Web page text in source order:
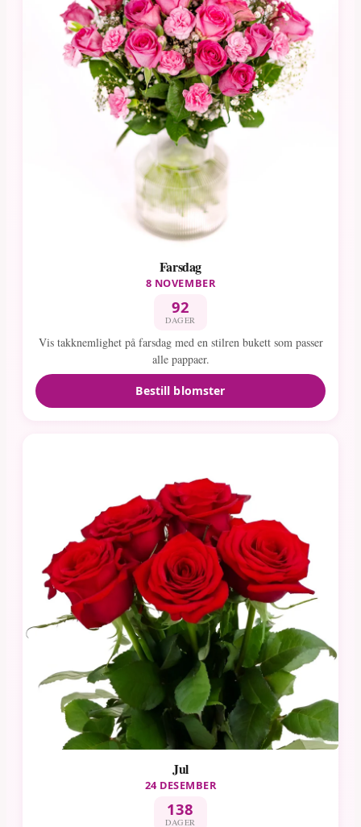
Farsdag
8 NOVEMBER
92
DAGER
Vis takknemlighet på farsdag med en stilren bukett som passer
alle pappaer.
Bestill blomster
Jul
24 DESEMBER
138
DAGER